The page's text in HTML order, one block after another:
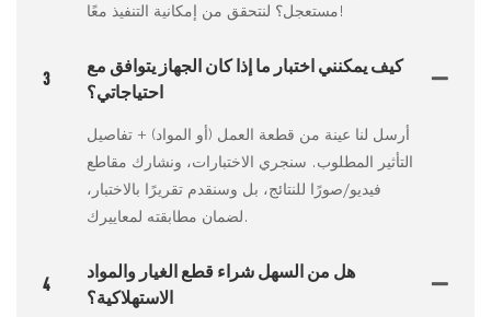
مستعجل؟ لنتحقق من إمكانية التنفيذ معًا!
3
كيف يمكنني اختبار ما إذا كان الجهاز يتوافق مع
احتياجاتي؟
أرسل لنا عينة من قطعة العمل (أو المواد) + تفاصيل
التأثير المطلوب. سنجري الاختبارات، ونشارك مقاطع
فيديو/صورًا للنتائج، بل وسنقدم تقريرًا بالاختبار،
لضمان مطابقته لمعاييرك.
4
هل من السهل شراء قطع الغيار والمواد
الاستهلاكية؟